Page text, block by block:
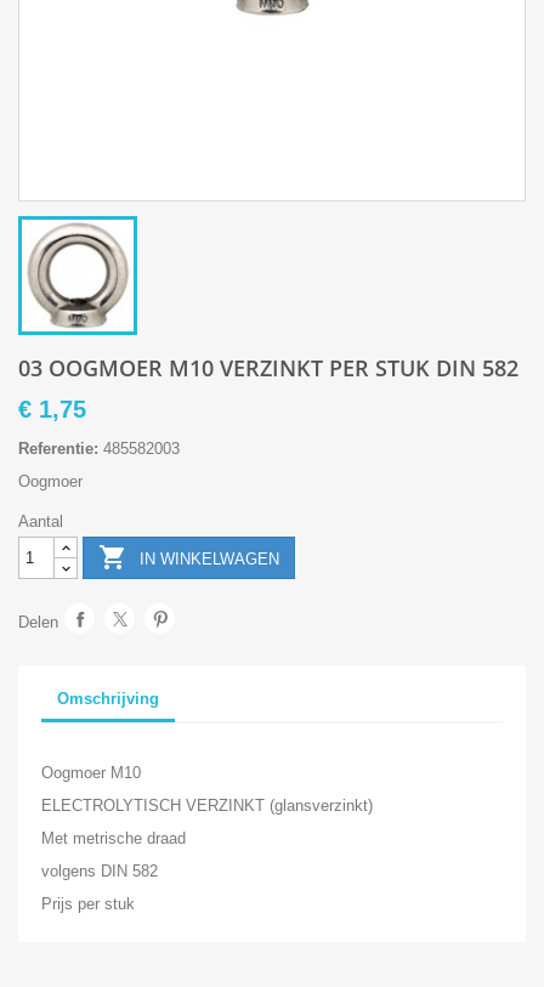
03 OOGMOER M10 VERZINKT PER STUK DIN 582
€ 1,75
Referentie: 485582003
Oogmoer
Aantal
 IN WINKELWAGEN
Delen
Omschrijving
Oogmoer M10
ELECTROLYTISCH VERZINKT (glansverzinkt)
Met metrische draad
volgens DIN 582
Prijs per stuk